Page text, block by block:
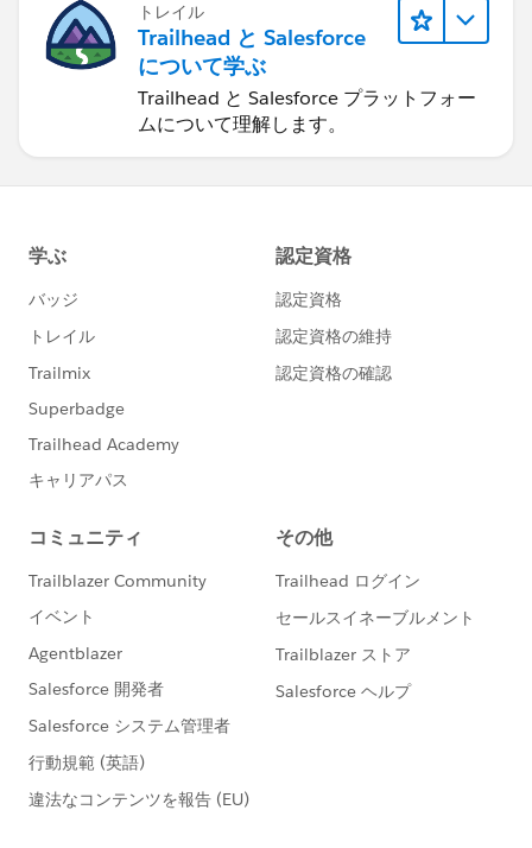
トレイル
Trailhead と Salesforce
について学ぶ
Trailhead と Salesforce プラットフォー
ムについて理解します。